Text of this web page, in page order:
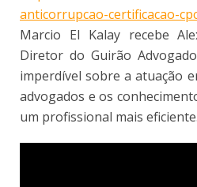
anticorrupcao-certificacao-
Marcio El Kalay recebe
Diretor do Guirão
imperdível sobre a atuação
advogados e os
um profissional mais eficiente.